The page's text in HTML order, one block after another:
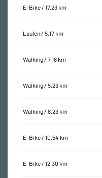
E-Bike / 17,23 km
Laufen / 5,17 km
Walking / 7,18 km
Walking / 5,23 km
Walking / 8,23 km
E-Bike / 10,54 km
E-Bike / 12,30 km